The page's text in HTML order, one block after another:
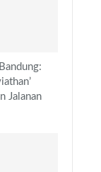
Jalanan